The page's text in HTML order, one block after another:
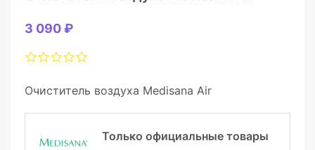
3 090 ₽
Очиститель воздуха Medisana Air
Только официальные товары